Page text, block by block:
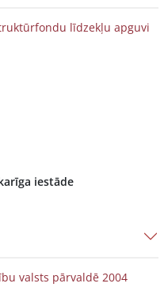
līdzekļu apguvi
iestāde
valsts pārvaldē 2004